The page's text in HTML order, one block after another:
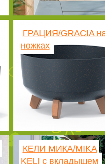
ГРАЦИЯ/GRACIA
ножках
КЕЛИ МИКА/MIKA
KELI с вкладышем